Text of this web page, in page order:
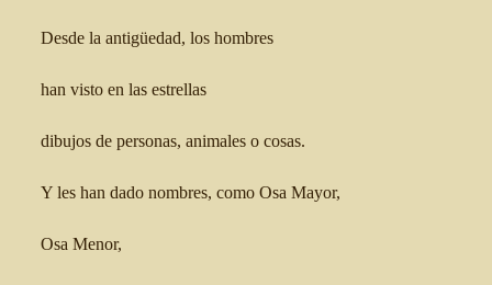
Desde la antigüedad, los hombres
han visto en las estrellas
dibujos de personas, animales o cosas.
Y les han dado nombres, como Osa Mayor,
Osa Menor,